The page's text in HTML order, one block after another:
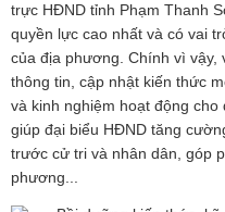
trực HĐND tỉnh Phạm Thanh
quyền lực cao nhất và có vai
của địa phương. Chính vì vậy,
thông tin, cập nhật kiến thức
và kinh nghiệm hoạt động
giúp đại biểu HĐND tăng
trước cử tri và nhân dân, góp
phương...